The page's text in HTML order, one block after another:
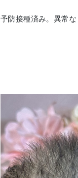
予防接種済み。異常